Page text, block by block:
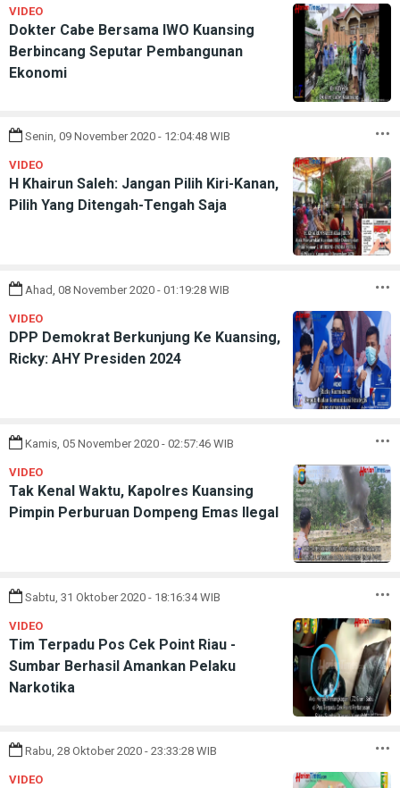
VIDEO
Dokter Cabe Bersama IWO Kuansing
Berbincang Seputar Pembangunan
Ekonomi
Senin, 09 November 2020 - 12:04:48 WIB
VIDEO
H Khairun Saleh: Jangan Pilih Kiri-Kanan,
Pilih Yang Ditengah-Tengah Saja
Ahad, 08 November 2020 - 01:19:28 WIB
VIDEO
DPP Demokrat Berkunjung Ke Kuansing,
Ricky: AHY Presiden 2024
Kamis, 05 November 2020 - 02:57:46 WIB
VIDEO
Tak Kenal Waktu, Kapolres Kuansing
Pimpin Perburuan Dompeng Emas Ilegal
Sabtu, 31 Oktober 2020 - 18:16:34 WIB
VIDEO
Tim Terpadu Pos Cek Point Riau -
Sumbar Berhasil Amankan Pelaku
Narkotika
Rabu, 28 Oktober 2020 - 23:33:28 WIB
VIDEO